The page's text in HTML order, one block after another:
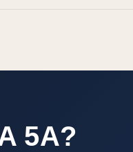
5A?